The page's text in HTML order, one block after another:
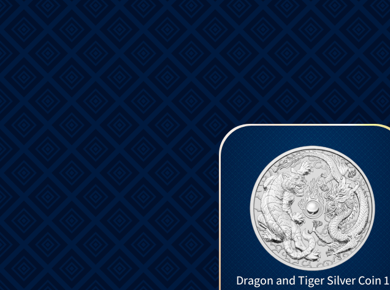
Dragon and Tiger Silver Coin 1